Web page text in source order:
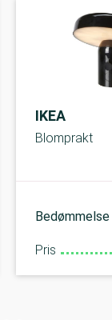
IKEA
Blomprakt
Bedømmelse
Pris